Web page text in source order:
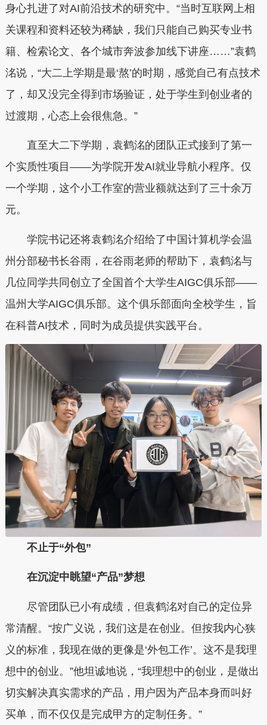
身心扎进了对AI前沿技术的研究中。“当时互联网上相
关课程和资料还较为稀缺，我们只能自己购买专业书
籍、检索论文、各个城市奔波参加线下讲座……”袁鹤
洺说，“大二上学期是最‘熬’的时期，感觉自己有点技术
了，却又没完全得到市场验证，处于学生到创业者的
过渡期，心态上会很焦急。”
直至大二下学期，袁鹤洺的团队正式接到了第一
个实质性项目——为学院开发AI就业导航小程序。仅
一个学期，这个小工作室的营业额就达到了三十余万
元。
学院书记还将袁鹤洺介绍给了中国计算机学会温
州分部秘书长谷雨，在谷雨老师的帮助下，袁鹤洺与
几位同学共同创立了全国首个大学生AIGC俱乐部——
温州大学AIGC俱乐部。这个俱乐部面向全校学生，旨
在科普AI技术，同时为成员提供实践平台。
不止于“外包”
在沉淀中眺望“产品”梦想
尽管团队已小有成绩，但袁鹤洺对自己的定位异
常清醒。“按广义说，我们这是在创业。但按我内心狭
义的标准，我现在做的更像是‘外包工作’。这不是我理
想中的创业。”他坦诚地说，“我理想中的创业，是做出
切实解决真实需求的产品，用户因为产品本身而叫好
买单，而不仅仅是完成甲方的定制任务。”